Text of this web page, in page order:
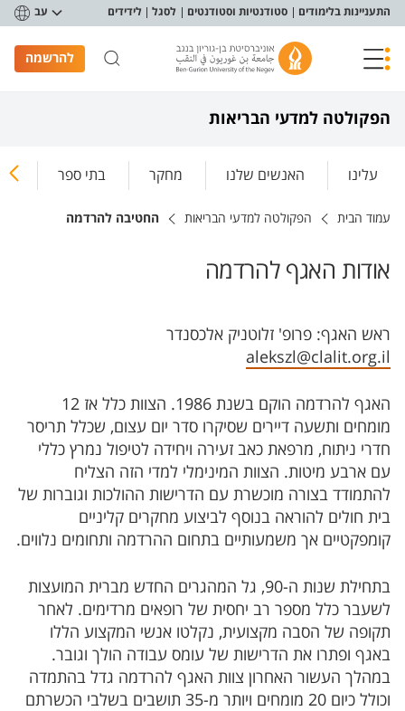
תפריט נגישות
התעניינות בלימודים סטודנטיות וסטודנטים לסגל לידידים עב
להרשמה
הפקולטה למדעי הבריאות
עלינו האנשים שלנו מחקר בתי ספר
עמוד הבית הפקולטה למדעי הבריאות החטיבה להרדמה
אודות האגף להרדמה
ראש האגף: פרופ' זלוטניק אלכסנדר
alekszl@clalit.org.il
האגף להרדמה הוקם בשנת 1986. הצוות כלל אז 12
מומחים ותשעה דיירים שסיקרו סדר יום עצום, שכלל תריסר
חדרי ניתוח, מרפאת כאב זעירה ויחידה לטיפול נמרץ כללי
עם ארבע מיטות. הצוות המינימלי למדי הזה הצליח
להתמודד בצורה מוכשרת עם הדרישות ההולכות וגוברות של
בית חולים להוראה בנוסף לביצוע מחקרים קליניים
קומפקטיים אך משמעותיים בתחום ההרדמה ותחומים נלווים.
בתחילת שנות ה-90, גל המהגרים החדש מברית המועצות
לשעבר כלל מספר רב יחסית של רופאים מרדימים. לאחר
תקופה של הסבה מקצועית, נקלטו אנשי המקצוע הללו
באגף ופתרו את הדרישות של עומס עבודה הולך וגובר.
במהלך העשור האחרון צוות האגף להרדמה גדל בהתמדה
וכולל כיום 20 מומחים ויותר מ-35 תושבים בשלבי הכשרתם